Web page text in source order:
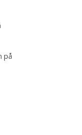
på